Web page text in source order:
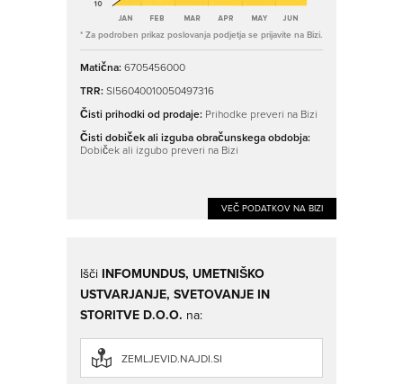
* Za podroben prikaz poslovanja podjetja se prijavite na Bizi.
Matična:6705456000
TRR:SI56040010050497316
Čisti prihodki od prodaje: Prihodke preveri na Bizi
Čisti dobiček ali izguba obračunskega obdobja:
Dobiček ali izgubo preveri na Bizi
VEČ PODATKOV NA BIZI
Išči INFOMUNDUS, UMETNIŠKO
USTVARJANJE, SVETOVANJE IN
STORITVE D.O.O. na:
ZEMLJEVID.NAJDI.SI